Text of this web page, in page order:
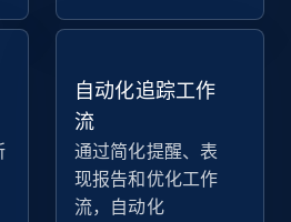
from shops on eBay
Seller name, Seller rating,
Root category, and
自动化追踪工作
流
通过简化提醒、表
现报告和优化工作
流，自动化